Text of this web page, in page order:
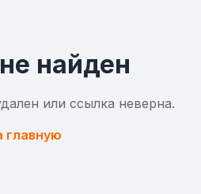
найден
или ссылка неверна.
главную